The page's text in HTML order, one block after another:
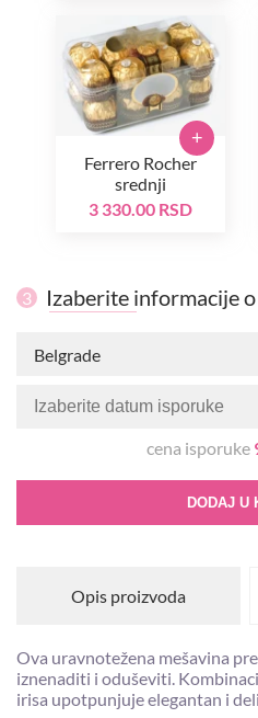
Ferrero Rocher
srednji
3 330.00 RSD
+
3 Izaberite informacije
Belgrade
cena isporuke
DODAJ U
Opis proizvoda
Ova uravnotežena mešavina
iznenaditi i oduševiti.
irisa upotpunjuje elegantan i